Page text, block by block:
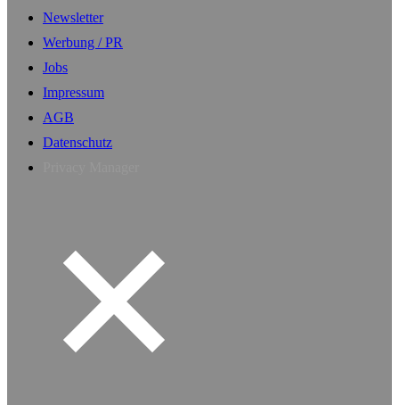
Newsletter
Werbung / PR
Jobs
Impressum
AGB
Datenschutz